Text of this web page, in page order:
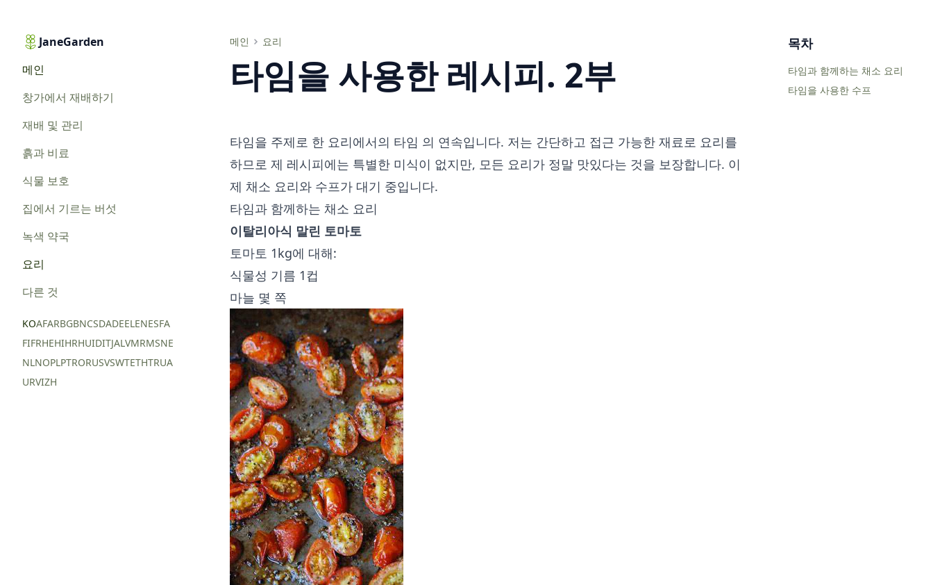
JaneGarden
메인
창가에서 재배하기
재배 및 관리
흙과 비료
식물 보호
집에서 기르는 버섯
녹색 약국
요리
다른 것
KOAFARBGBNCSDADEELENESFA
FIFRHEHIHRHUIDITJALVMRMSNE
NLNOPLPTRORUSVSWTETHTRUA
URVIZH
메인 요리
타임을 사용한 레시피. 2부
타임을 사용한 레시피. 2부
타임을 주제로 한 요리에서의 타임 의 연속입니다. 저는 간단하고 접근 가능한 재료로 요리를
하므로 제 레시피에는 특별한 미식이 없지만, 모든 요리가 정말 맛있다는 것을 보장합니다. 이
제 채소 요리와 수프가 대기 중입니다.
타임과 함께하는 채소 요리
이탈리아식 말린 토마토
토마토 1kg에 대해:
식물성 기름 1컵
마늘 몇 쪽
목차
타임과 함께하는 채소 요리
타임을 사용한 수프